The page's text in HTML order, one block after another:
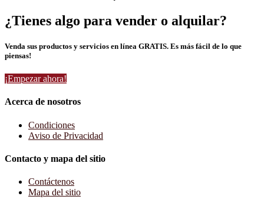
¿Tienes algo para vender o alquilar?
Venda sus productos y servicios en línea GRATIS. Es más fácil de lo que
piensas!
¡Empezar ahora!
Acerca de nosotros
Condiciones
Aviso de Privacidad
Contacto y mapa del sitio
Contáctenos
Mapa del sitio